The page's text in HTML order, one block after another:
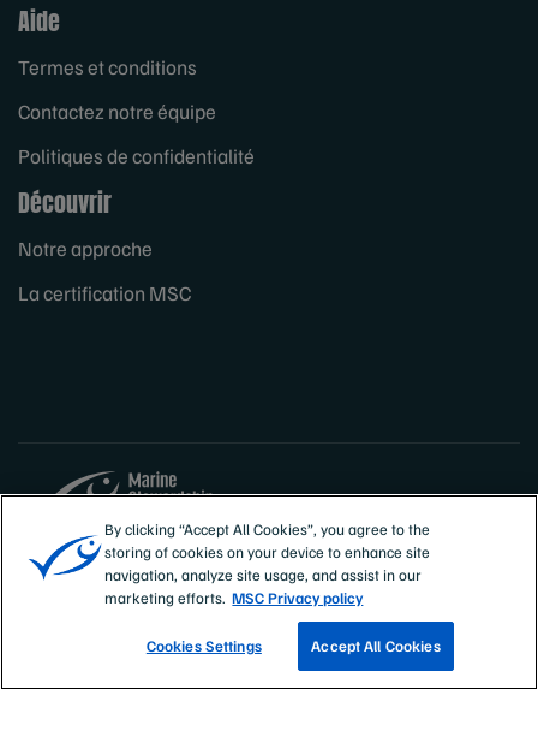
Aide
Termes et conditions
Contactez notre équipe
Politiques de confidentialité
Découvrir
Notre approche
La certification MSC
Sites
France
By clicking “Accept All Cookies”, you agree to the
storing of cookies on your device to enhance site
navigation, analyze site usage, and assist in our
marketing efforts. MSC Privacy policy
Cookies Settings Accept All Cookies